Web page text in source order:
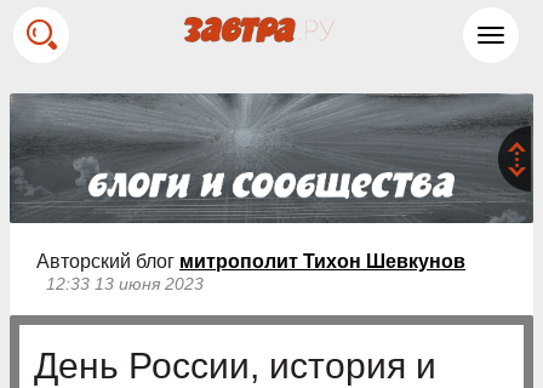
Авторский блог митрополит Тихон Шевкунов
12:33 13 июня 2023
День России, история и